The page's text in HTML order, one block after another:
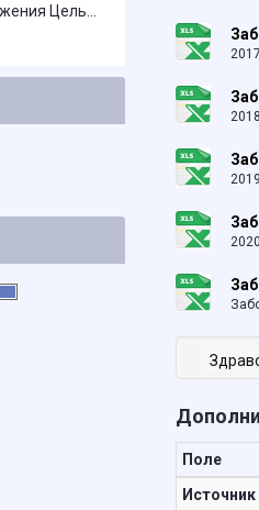
Цель...
Поле
Источник